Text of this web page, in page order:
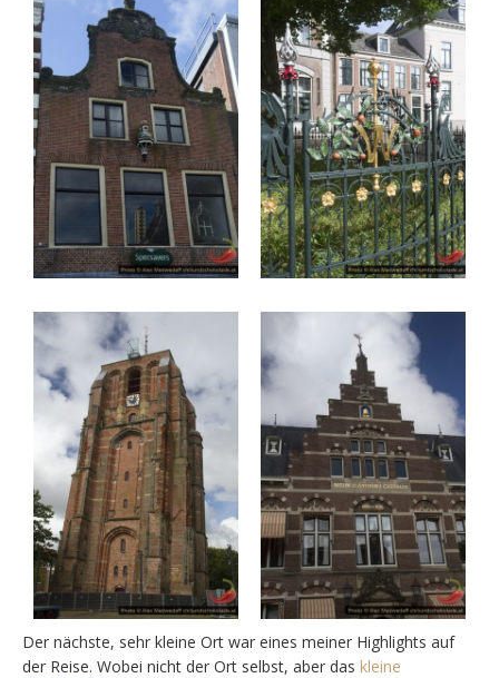
Der nächste, sehr kleine Ort war eines meiner Highlights auf
der Reise. Wobei nicht der Ort selbst, aber das kleine